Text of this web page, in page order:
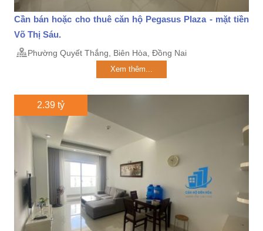
Cần bán hoặc cho thuê căn hộ Pegasus Plaza - mặt tiền
Võ Thị Sáu.
Phường Quyết Thắng, Biên Hòa, Đồng Nai
Xem thêm...
2.39 tỷ